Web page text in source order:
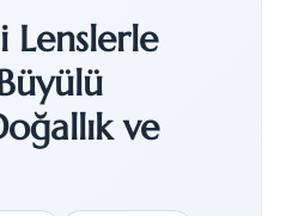
Lenslerle
ve